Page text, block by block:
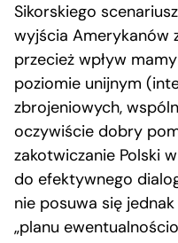
Sikorskiego
wyjścia Amerykanów
przecież wpływ
poziomie unijnym
zbrojeniowych,
oczywiście dobry
zakotwiczanie Polski
do efektywnego
nie posuwa się
„planu